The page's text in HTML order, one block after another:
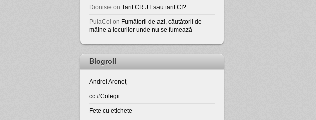
Dionisie on Tarif CR JT sau tarif CI?
PulaCoi on Fumătorii de azi, căutătorii de
mâine a locurilor unde nu se fumează
Blogroll
Andrei Aroneţ
cc #Colegii
Fete cu etichete